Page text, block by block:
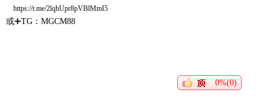
https://t.me/2lqhUpr8pVBlMmI5
或➕TG：MGCM88
0%(0)